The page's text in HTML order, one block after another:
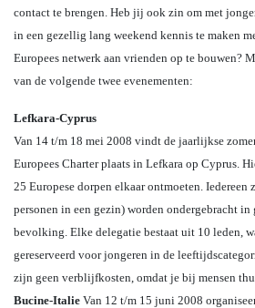
contact te brengen. Heb jij ook zin om met
in een gezellig lang weekend kennis te maken
Europees netwerk aan vrienden op te bouwen?
van de volgende twee evenementen:
Lefkara-Cyprus
Van 14 t/m 18 mei 2008 vindt de jaarlijkse
Europees Charter plaats in Lefkara op Cyprus.
25 Europese dorpen elkaar ontmoeten. Iedereen
personen in een gezin) worden ondergebracht
bevolking. Elke delegatie bestaat uit 10 leden,
gereserveerd voor jongeren in de
zijn geen verblijfkosten, omdat je bij mensen
Bucine-Italie Van 12 t/m 15 juni 2008